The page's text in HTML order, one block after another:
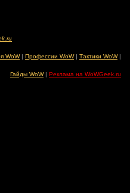
WoW| Профессии WoW| Тактики WoW|
Гайды WoW| Реклама на WoWGeek.ru